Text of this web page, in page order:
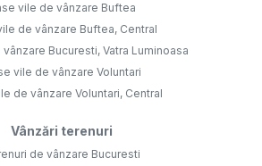
vile de vânzare Buftea
de vânzare Buftea, Central
Bucuresti, Vatra Luminoasa
vile de vânzare Voluntari
de vânzare Voluntari, Central
Vânzări terenuri
de vânzare Bucuresti